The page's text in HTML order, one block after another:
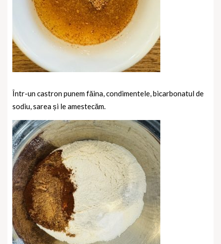
Într-un castron punem făina, condimentele, bicarbonatul de
sodiu, sarea și le amestecăm.